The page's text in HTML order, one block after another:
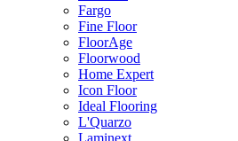
Fargo
Fine Floor
FloorAge
Floorwood
Home Expert
Icon Floor
Ideal Flooring
L'Quarzo
Laminext